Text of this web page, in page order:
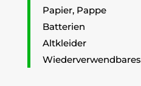
Papier, Pappe
Batterien
Altkleider
Wiederverwendbares